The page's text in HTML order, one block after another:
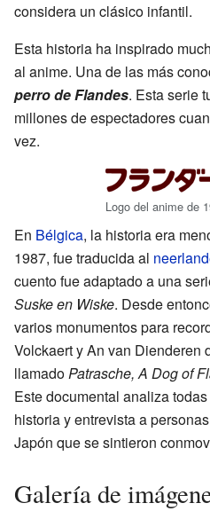
considera un clásico infantil.
Esta historia ha inspirado
al anime. Una de las más
perro de Flandes. Esta serie
millones de espectadores
vez.
Logo del anime de
En Bélgica, la historia era
1987, fue traducida al
cuento fue adaptado a una
Suske en Wiske. Desde
varios monumentos para
Volckaert y An van Dienderen
llamadoPatrasche, A Dog of
Este documental analiza
historia y entrevista a
Japón que se sintieron
Galería de